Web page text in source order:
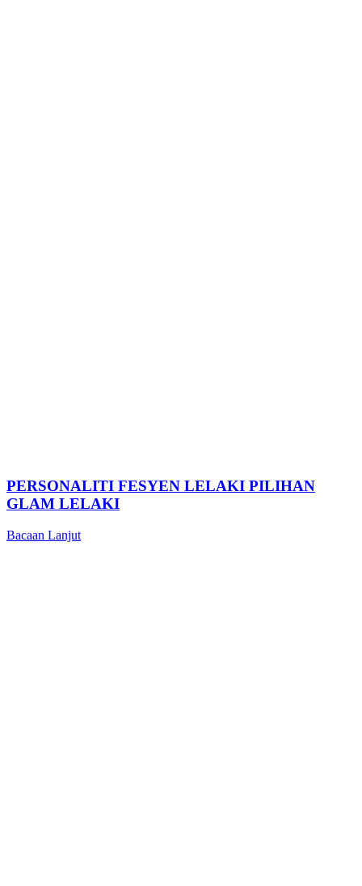
PERSONALITI FESYEN LELAKI PILIHAN
GLAM LELAKI
Bacaan Lanjut